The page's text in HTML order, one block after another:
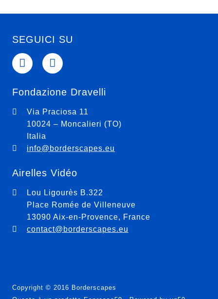
SEGUICI SU
Fondazione Dravelli
Via Praciosa 11
10024 – Moncalieri (TO)
Italia
info@borderscapes.eu
Airelles Vidéo
Lou Ligourès B.322
Place Romée de Villeneuve
13090 Aix-en-Provence, France
contact@borderscapes.eu
Copyright © 2016 Borderscapes